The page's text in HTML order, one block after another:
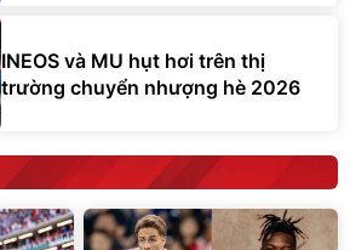
INEOS và MU hụt hơi trên thị
trường chuyển nhượng hè 2026